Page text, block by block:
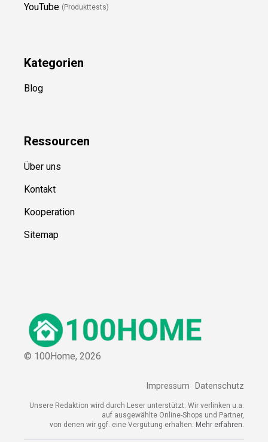
YouTube (Produkttests)
Kategorien
Blog
Ressourcen
Über uns
Kontakt
Kooperation
Sitemap
© 100Home, 2026
Impressum Datenschutz
Unsere Redaktion wird durch Leser unterstützt. Wir verlinken u.a.
auf ausgewählte Online-Shops und Partner,
von denen wir ggf. eine Vergütung erhalten. Mehr erfahren.